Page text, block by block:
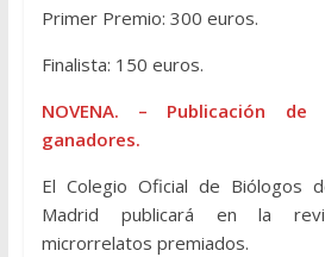
Primer Premio: 300 euros.
Finalista: 150 euros.
NOVENA. – Publicación
ganadores.
El Colegio Oficial de Biólogos
Madrid publicará en la
microrrelatos premiados.